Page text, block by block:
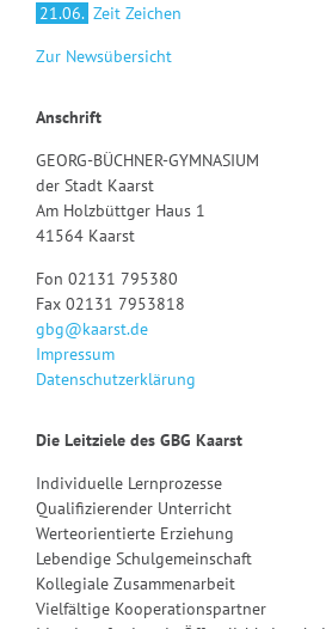
21.06. Zeit Zeichen
Zur Newsübersicht
Anschrift
GEORG-BÜCHNER-GYMNASIUM
der Stadt Kaarst
Am Holzbüttger Haus 1
41564 Kaarst
Fon 02131 795380
Fax 02131 7953818
gbg@kaarst.de
Impressum
Datenschutzerklärung
Die Leitziele des GBG Kaarst
Individuelle Lernprozesse
Qualifizierender Unterricht
Werteorientierte Erziehung
Lebendige Schulgemeinschaft
Kollegiale Zusammenarbeit
Vielfältige Kooperationspartner